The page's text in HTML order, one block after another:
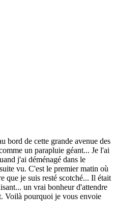
bord de cette grande avenue des
un parapluie géant... Je l'ai
j'ai déménagé dans le
vu. C'est le premier matin où
que je suis resté scotché... Il était
un vrai bonheur d'attendre
Voilà pourquoi je vous envoie